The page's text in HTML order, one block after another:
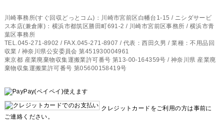
川崎事務所(すぐ回収どっとコム)：川崎市宮前区白幡台1-15 / ニシダサービ
ス本店(兼倉庫)：横浜市都筑区勝田町691-2 / 川崎市宮前区事務所 / 横浜市青
葉区事務所
TEL.045-271-8902 / FAX.045-271-8907 / 代表：西田久男 / 業種：不用品回
収業 / 神奈川県公安委員会 第451930004961
東京都 産業廃棄物収集運搬業許可番号 第13-00-164359号 / 神奈川県 産業廃
棄物収集運搬業許可番号 第05600158419号
クレジットカードをご利用の方は事前に
ご連絡ください。